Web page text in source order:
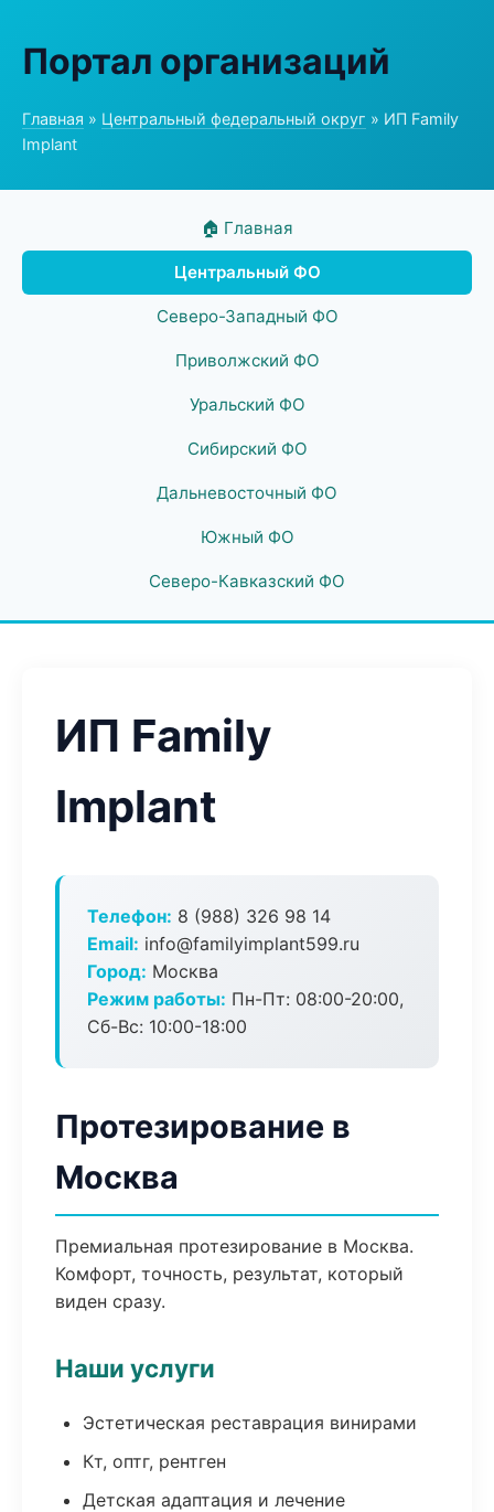
Портал организаций
Главная » Центральный федеральный округ » ИП Family
Implant
🏠 Главная
Центральный ФО
Северо-Западный ФО
Приволжский ФО
Уральский ФО
Сибирский ФО
Дальневосточный ФО
Южный ФО
Северо-Кавказский ФО
ИП Family
Implant
Телефон: 8 (988) 326 98 14
Email: info@familyimplant599.ru
Город: Москва
Режим работы: Пн-Пт: 08:00-20:00,
Сб-Вс: 10:00-18:00
Протезирование в
Москва
Премиальная протезирование в Москва.
Комфорт, точность, результат, который
виден сразу.
Наши услуги
Эстетическая реставрация винирами
Кт, оптг, рентген
Детская адаптация и лечение